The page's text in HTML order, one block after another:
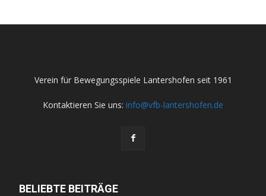
Verein für Bewegungsspiele Lantershofen seit 1961
Kontaktieren Sie uns: info@vfb-lantershofen.de
BELIEBTE BEITRÄGE